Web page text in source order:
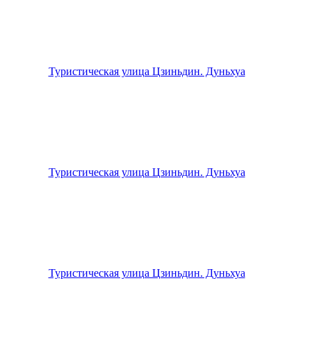
Туристическая улица Цзиньдин. Дуньхуа
Туристическая улица Цзиньдин. Дуньхуа
Туристическая улица Цзиньдин. Дуньхуа